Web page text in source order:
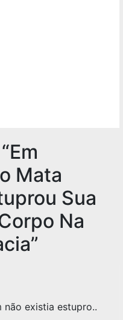
Em
Mata
Sua
Na
”
não existia estupro..